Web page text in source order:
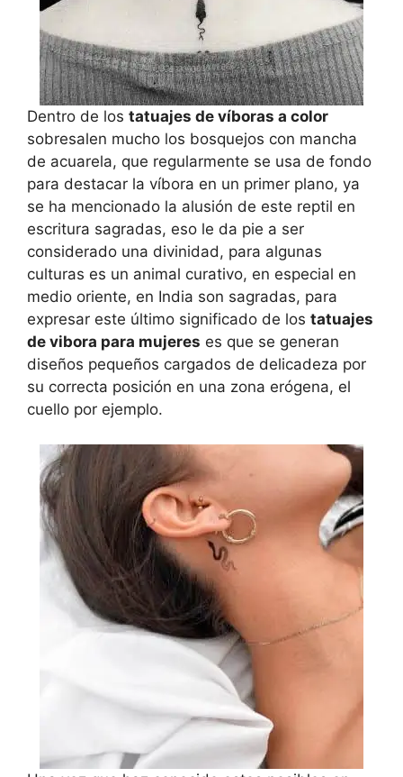
Dentro de los tatuajes de víboras a color
sobresalen mucho los bosquejos con mancha
de acuarela, que regularmente se usa de fondo
para destacar la víbora en un primer plano, ya
se ha mencionado la alusión de este reptil en
escritura sagradas, eso le da pie a ser
considerado una divinidad, para algunas
culturas es un animal curativo, en especial en
medio oriente, en India son sagradas, para
expresar este último significado de los tatuajes
de vibora para mujeres es que se generan
diseños pequeños cargados de delicadeza por
su correcta posición en una zona erógena, el
cuello por ejemplo.